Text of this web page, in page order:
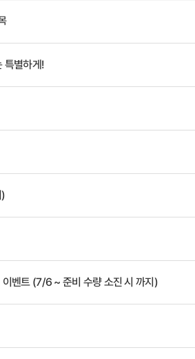
특별하게!
벤트 (7/6 ~ 준비 수량 소진 시 까지)